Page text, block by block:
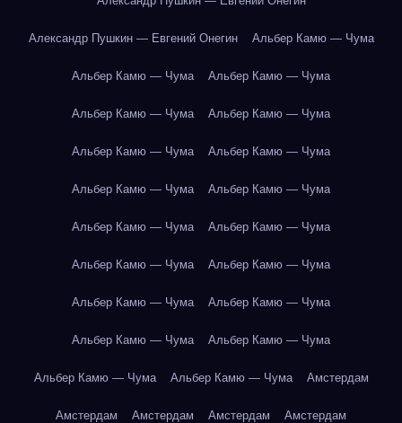
Александр Пушкин — Евгений Онегин Альбер Камю — Чума
Альбер Камю — Чума Альбер Камю — Чума
Альбер Камю — Чума Альбер Камю — Чума
Альбер Камю — Чума Альбер Камю — Чума
Альбер Камю — Чума Альбер Камю — Чума
Альбер Камю — Чума Альбер Камю — Чума
Альбер Камю — Чума Альбер Камю — Чума
Альбер Камю — Чума Альбер Камю — Чума
Альбер Камю — Чума Альбер Камю — Чума
Альбер Камю — Чума Альбер Камю — Чума Амстердам
Амстердам Амстердам Амстердам Амстердам